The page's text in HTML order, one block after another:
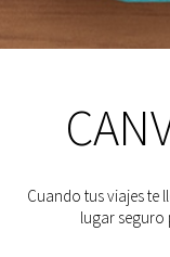
Cuando tus viajes te
lugar seguro